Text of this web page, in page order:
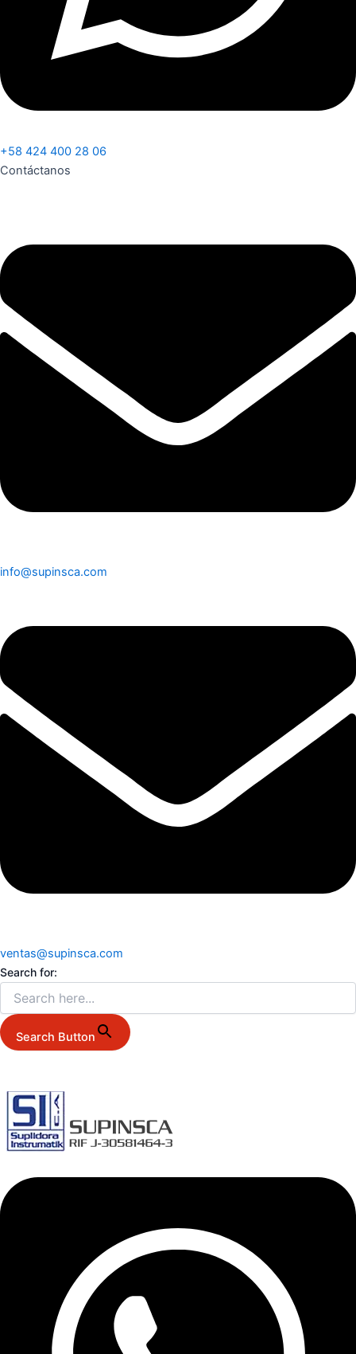
+58 424 400 28 06
Contáctanos
info@supinsca.com
ventas@supinsca.com
Search for:
Search Button